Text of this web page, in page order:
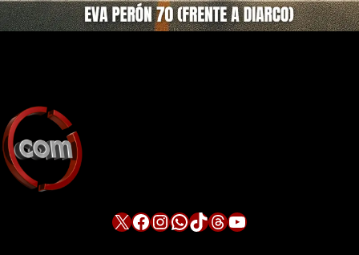
X Facebook InstagramWhatsApp TikTok Threads YouTube